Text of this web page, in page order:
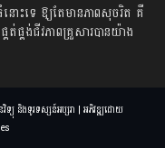
នោះទេ ឱ្យតែមានភាពសុចរិត គឺ
ផ្គង់ជីវភាពគ្រួសារបានយ៉ាង
ទ្យុ និងទូរទស្សន៍អប្សរា | អភិវឌ្ឍដោយ